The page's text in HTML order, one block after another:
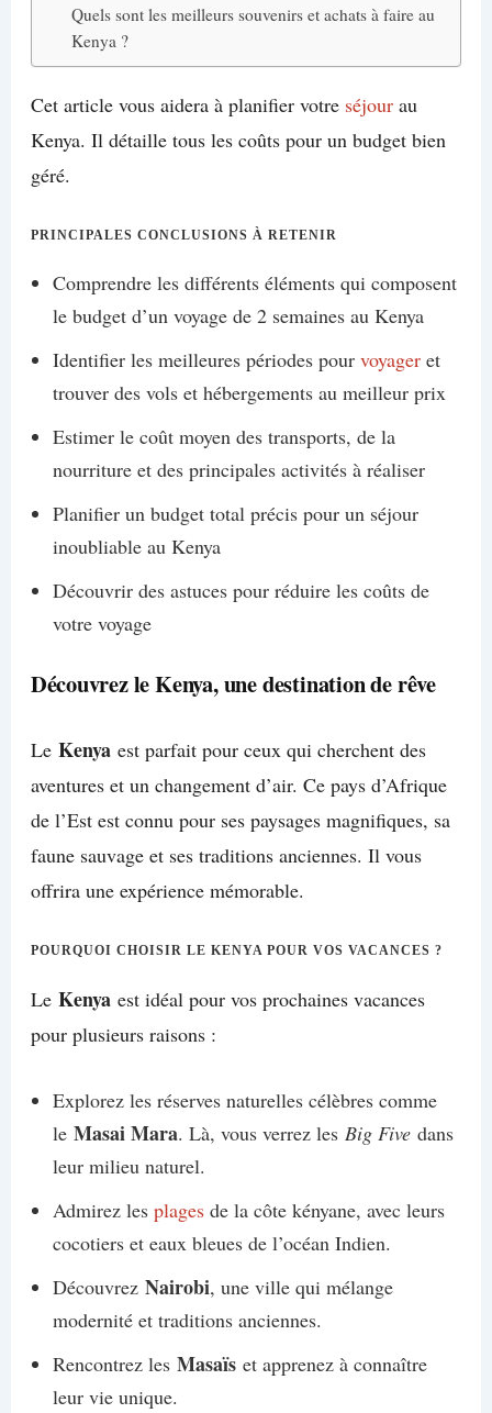
Quels sont les meilleurs souvenirs et achats à faire au
Kenya ?
Cet article vous aidera à planifier votre séjourau
Kenya. Il détaille tous les coûts pour un budget bien
géré.
PRINCIPALES CONCLUSIONS À RETENIR
Comprendre les différents éléments qui composent
le budget d’un voyage de 2 semaines au Kenya
Identifier les meilleures périodes pour voyageret
trouver des vols et hébergements au meilleur prix
Estimer le coût moyen des transports, de la
nourriture et des principales activités à réaliser
Planifier un budget total précis pour un séjour
inoubliable au Kenya
Découvrir des astuces pour réduire les coûts de
votre voyage
Découvrez le Kenya, une destination de rêve
Le Kenyaest parfait pour ceux qui cherchent des
aventures et un changement d’air. Ce pays d’Afrique
de l’Est est connu pour ses paysages magnifiques, sa
faune sauvage et ses traditions anciennes. Il vous
offrira une expérience mémorable.
POURQUOI CHOISIR LE KENYA POUR VOS VACANCES ?
Le Kenyaest idéal pour vos prochaines vacances
pour plusieurs raisons :
Explorez les réserves naturelles célèbres comme
le Masai Mara. Là, vous verrez les Big Fivedans
leur milieu naturel.
Admirez les plagesde la côte kényane, avec leurs
cocotiers et eaux bleues de l’océan Indien.
Découvrez Nairobi, une ville qui mélange
modernité et traditions anciennes.
Rencontrez les Masaïset apprenez à connaître
leur vie unique.